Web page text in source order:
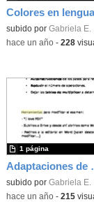
subido por Gabriela E.
-hace un año- 228
Contenido educativo.
subido por Gabriela E.
1 página
-hace un año- 215